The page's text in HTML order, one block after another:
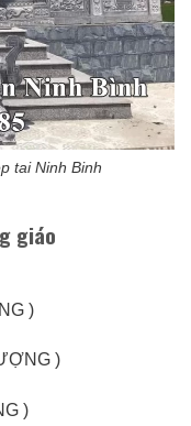
tai Ninh Binh
giáo
)
)
)